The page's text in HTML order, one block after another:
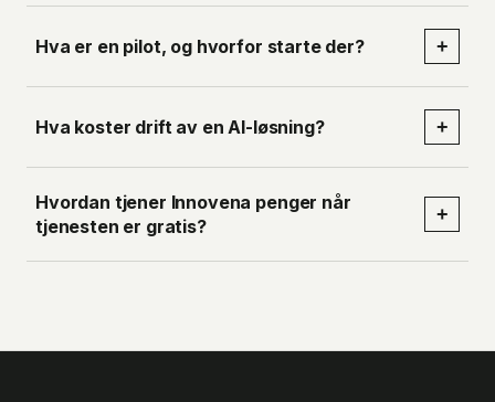
Hva er en pilot, og hvorfor starte der? +
Hva koster drift av en AI-løsning? +
Hvordan tjener Innovena penger når
tjenesten er gratis?
+